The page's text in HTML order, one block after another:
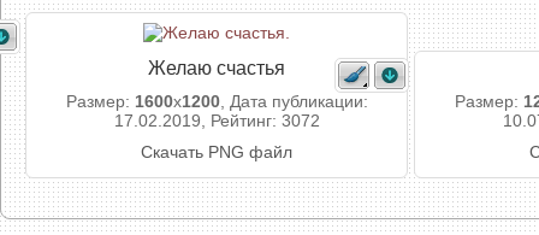
Желаю счастья
Размер: 1600x1200, Дата публикации:
17.02.2019, Рейтинг: 3072
Скачать PNG файл
Размер: